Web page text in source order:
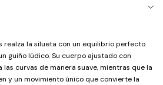
realza la silueta con un equilibrio perfecto
guiño lúdico. Su cuerpo ajustado con
curvas de manera suave, mientras que la
y un movimiento único que convierte la